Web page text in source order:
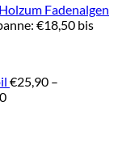
Holzum Fadenalgen
€18,50 bis
€25,90 –